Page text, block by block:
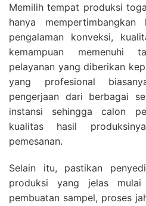
Memilih tempat produksi
hanya
pengalaman konveksi,
kemampuan memenuhi
pelayanan yang diberikan
yang profesional
pengerjaan dari berbagai
instansi sehingga calon
kualitas hasil
pemesanan.
Selain itu, pastikan
produksi yang jelas
pembuatan sampel, proses